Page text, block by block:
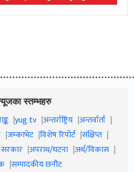
स्तम्भहरु
yug tv अन्तर्राष्ट्रिय अन्तर्वार्ता
जम्काभेट विशेष रिपोर्ट संक्षिप्त
सरकार अपराध/घटना अर्थ/विकास
सम्पादकीय छनौट